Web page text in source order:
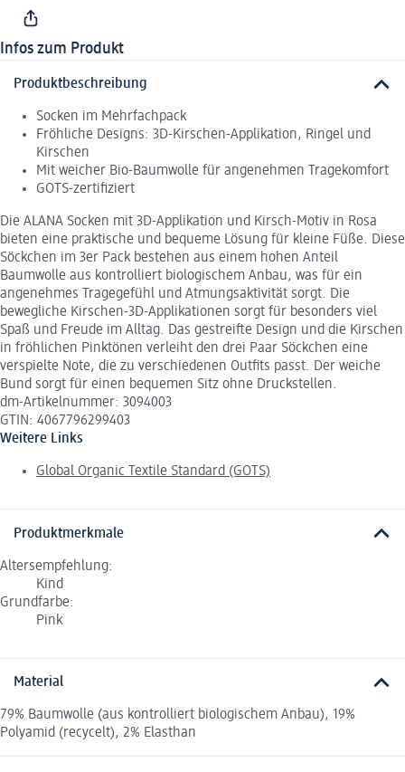
Infos zum Produkt
Produktbeschreibung
Socken im Mehrfachpack
Fröhliche Designs: 3D-Kirschen-Applikation, Ringel und
Kirschen
Mit weicher Bio-Baumwolle für angenehmen Tragekomfort
GOTS-zertifiziert
Die ALANA Socken mit 3D-Applikation und Kirsch-Motiv in Rosa
bieten eine praktische und bequeme Lösung für kleine Füße. Diese
Söckchen im 3er Pack bestehen aus einem hohen Anteil
Baumwolle aus kontrolliert biologischem Anbau, was für ein
angenehmes Tragegefühl und Atmungsaktivität sorgt. Die
bewegliche Kirschen-3D-Applikationen sorgt für besonders viel
Spaß und Freude im Alltag. Das gestreifte Design und die Kirschen
in fröhlichen Pinktönen verleiht den drei Paar Söckchen eine
verspielte Note, die zu verschiedenen Outfits passt. Der weiche
Bund sorgt für einen bequemen Sitz ohne Druckstellen.
dm-Artikelnummer: 3094003
GTIN: 4067796299403
Weitere Links
Global Organic Textile Standard (GOTS)
Produktmerkmale
Altersempfehlung:
Kind
Grundfarbe:
Pink
Material
79% Baumwolle (aus kontrolliert biologischem Anbau), 19%
Polyamid (recycelt), 2% Elasthan